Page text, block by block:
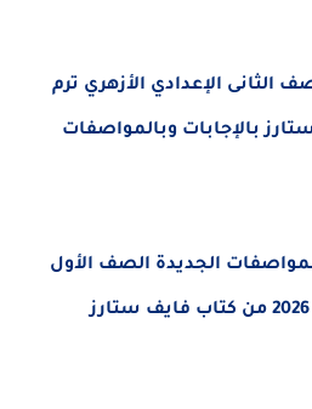
الثانى الإعدادي الأزهري ترم
ستارز بالإجابات وبالمواصفات
الجديدة الصف الأول
الإعدادي الأزهري ترم أول 2026 من كتاب فايف ستارز